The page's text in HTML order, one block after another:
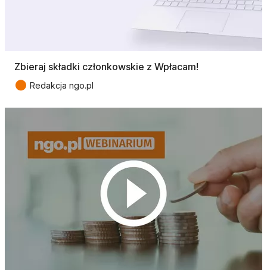
Zbieraj składki członkowskie z Wpłacam!
● Redakcja ngo.pl